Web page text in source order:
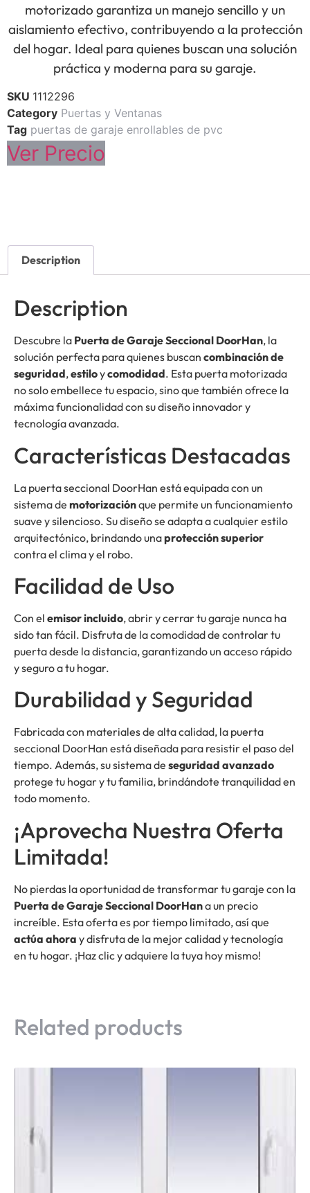
motorizado garantiza un manejo sencillo y un
aislamiento efectivo, contribuyendo a la protección
del hogar. Ideal para quienes buscan una solución
práctica y moderna para su garaje.
SKU 1112296
Category Puertas y Ventanas
Tag puertas de garaje enrollables de pvc
Ver Precio
Description
Description
Descubre la Puerta de Garaje Seccional DoorHan, la
solución perfecta para quienes buscan combinación de
seguridad,estiloycomodidad. Esta puerta motorizada
no solo embellece tu espacio, sino que también ofrece la
máxima funcionalidad con su diseño innovador y
tecnología avanzada.
Características Destacadas
La puerta seccional DoorHan está equipada con un
sistema de motorizaciónque permite un funcionamiento
suave y silencioso. Su diseño se adapta a cualquier estilo
arquitectónico, brindando unaprotección superior
contra el clima y el robo.
Facilidad de Uso
Con el emisor incluido, abrir y cerrar tu garaje nunca ha
sido tan fácil. Disfruta de la comodidad de controlar tu
puerta desde la distancia, garantizando un acceso rápido
y seguro a tu hogar.
Durabilidad y Seguridad
Fabricada con materiales de alta calidad, la puerta
seccional DoorHan está diseñada para resistir el paso del
tiempo. Además, su sistema de seguridad avanzado
protege tu hogar y tu familia, brindándote tranquilidad en
todo momento.
¡Aprovecha Nuestra Oferta
Limitada!
No pierdas la oportunidad de transformar tu garaje con la
Puerta de Garaje Seccional DoorHana un precio
increíble. Esta oferta es por tiempo limitado, así que
actúa ahora y disfruta de la mejor calidad y tecnología
en tu hogar. ¡Haz clic y adquiere la tuya hoy mismo!
Related products